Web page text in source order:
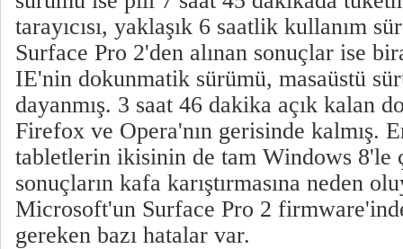
tarayıcısı, yaklaşık 6 saatlik kullanım
Surface Pro 2'den alınan sonuçlar ise
IE'nin dokunmatik sürümü, masaüstü
dayanmış. 3 saat 46 dakika açık kalan
Firefox ve Opera'nın gerisinde kalmış.
tabletlerin ikisinin de tam Windows 8'le
sonuçların kafa karıştırmasına neden
Microsoft'un Surface Pro 2
gereken bazı hatalar var.